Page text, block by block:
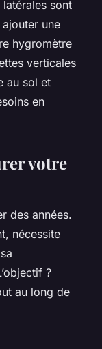
sont
une
hygromètre
verticales
au sol et
en
votre
des années.
nécessite
?
au long de